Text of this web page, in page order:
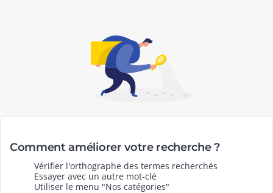
Comment améliorer votre recherche ?
Vérifier l'orthographe des termes recherchés
Essayer avec un autre mot-clé
Utiliser le menu "Nos catégories"